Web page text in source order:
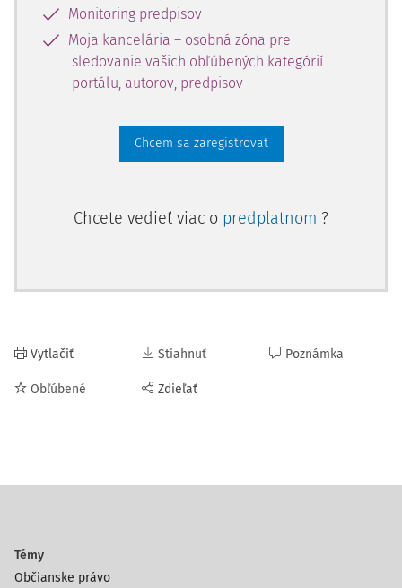
Monitoring predpisov
Moja kancelária – osobná zóna pre
sledovanie vašich obľúbených kategórií
portálu, autorov, predpisov
Chcem sa zaregistrovať
Chcete vedieť viac o predplatnom ?
Vytlačiť
Obľúbené
Stiahnuť
Zdieľať
Poznámka
Témy
Občianske právo